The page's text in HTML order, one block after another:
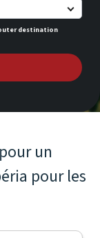
destination
un
pour les